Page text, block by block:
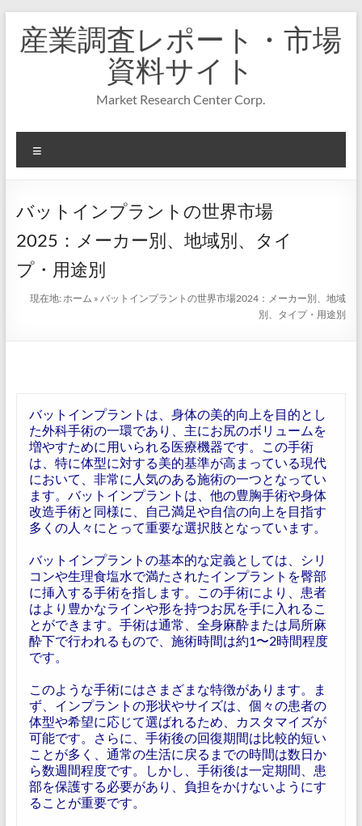
キ
プ
産業調査レポート・市場
資料サイト
Market Research Center Corp.
ニ
ー
バットインプラントの世界市場
2025：メーカー別、地域別、タイ
プ・用途別
現在地:ホーム »バットインプラントの世界市場2024：メーカー別、地域
別、タイプ・用途別
バットインプラントは、身体の美的向上を目的とし
た外科手術の一環であり、主にお尻のボリュームを
増やすために用いられる医療機器です。この手術
は、特に体型に対する美的基準が高まっている現代
において、非常に人気のある施術の一つとなってい
ます。バットインプラントは、他の豊胸手術や身体
改造手術と同様に、自己満足や自信の向上を目指す
多くの人々にとって重要な選択肢となっています。
バットインプラントの基本的な定義としては、シリ
コンや生理食塩水で満たされたインプラントを臀部
に挿入する手術を指します。この手術により、患者
はより豊かなラインや形を持つお尻を手に入れるこ
とができます。手術は通常、全身麻酔または局所麻
酔下で行われるもので、施術時間は約1〜2時間程度
です。
このような手術にはさまざまな特徴があります。ま
ず、インプラントの形状やサイズは、個々の患者の
体型や希望に応じて選ばれるため、カスタマイズが
可能です。さらに、手術後の回復期間は比較的短い
ことが多く、通常の生活に戻るまでの時間は数日か
ら数週間程度です。しかし、手術後は一定期間、患
部を保護する必要があり、負担をかけないようにす
ることが重要です。